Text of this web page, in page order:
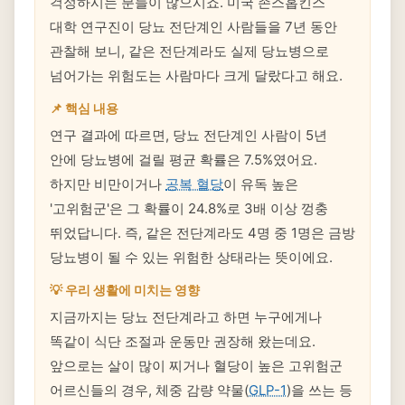
대학 연구진이 당뇨 전단계인 사람들을 7년 동안
관찰해 보니, 같은 전단계라도 실제 당뇨병으로
넘어가는 위험도는 사람마다 크게 달랐다고 해요.
📌 핵심 내용
연구 결과에 따르면, 당뇨 전단계인 사람이 5년
안에 당뇨병에 걸릴 평균 확률은 7.5%였어요.
하지만 비만이거나 공복 혈당이 유독 높은
'고위험군'은 그 확률이 24.8%로 3배 이상 껑충
뛰었답니다. 즉, 같은 전단계라도 4명 중 1명은 금방
당뇨병이 될 수 있는 위험한 상태라는 뜻이에요.
💡 우리 생활에 미치는 영향
지금까지는 당뇨 전단계라고 하면 누구에게나
똑같이 식단 조절과 운동만 권장해 왔는데요.
앞으로는 살이 많이 찌거나 혈당이 높은 고위험군
어르신들의 경우, 체중 감량 약물(GLP-1)을 쓰는 등